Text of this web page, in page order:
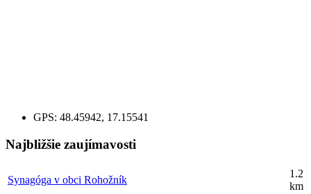
GPS: 48.45942, 17.15541
Najbližšie zaujímavosti
Synagóga v obci Rohožník
1.2
km